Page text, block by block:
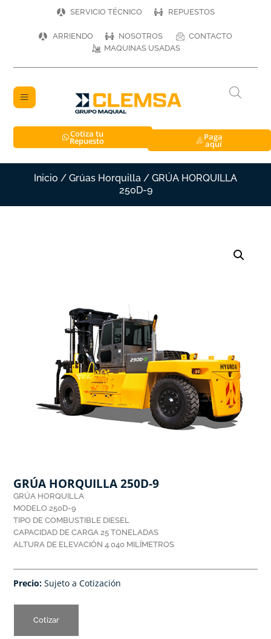
SERVICIO TÉCNICO REPUESTOS
ARRIENDO NOSOTROS
CONTACTO
MAQUINAS USADAS
Cotiza tu
Repuesto Paga
aquí
Inicio / Grúas Horquilla / GRÚA HORQUILLA
250D-9
GRÚA HORQUILLA 250D-9
GRÚA HORQUILLA
MODELO 250D-9
TIPO DE COMBUSTIBLE DIESEL
CAPACIDAD DE CARGA 25 TONELADAS
ALTURA DE ELEVACIÓN 4.040 MILÍMETROS
Precio: Sujeto a Cotización
Cotizar